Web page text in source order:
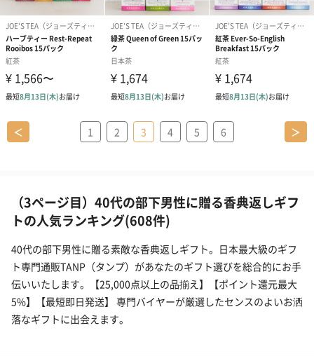
＜ 1 2 3 4 5 6 ＞
（3ページ目）40代の部下男性に贈る香典返しギフ
トの人気ランキング(608件)
40代の部下男性に贈る素敵な香典返しギフト。日本最大級のギフ
ト専門通販TANP（タンプ）があなたのギフト選びを総合的にお手
伝いいたします。【25,000点以上の品揃え】【ポイント還元最大
5%】【最短即日発送】 専門バイヤーが厳選したセンスのよいお洒
落なギフトに出会えます。